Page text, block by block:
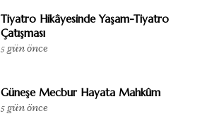
Tiyatro Hikâyesinde Yaşam-Tiyatro
Çatışması
5 gün önce
Güneşe Mecbur Hayata Mahkûm
5 gün önce